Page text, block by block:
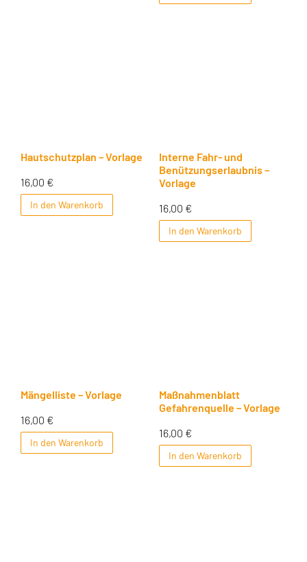
Hautschutzplan – Vorlage
16,00 €
In den Warenkorb
Interne Fahr- und
Benützungserlaubnis –
Vorlage
16,00 €
In den Warenkorb
Mängelliste – Vorlage
16,00 €
In den Warenkorb
Maßnahmenblatt
Gefahrenquelle – Vorlage
16,00 €
In den Warenkorb